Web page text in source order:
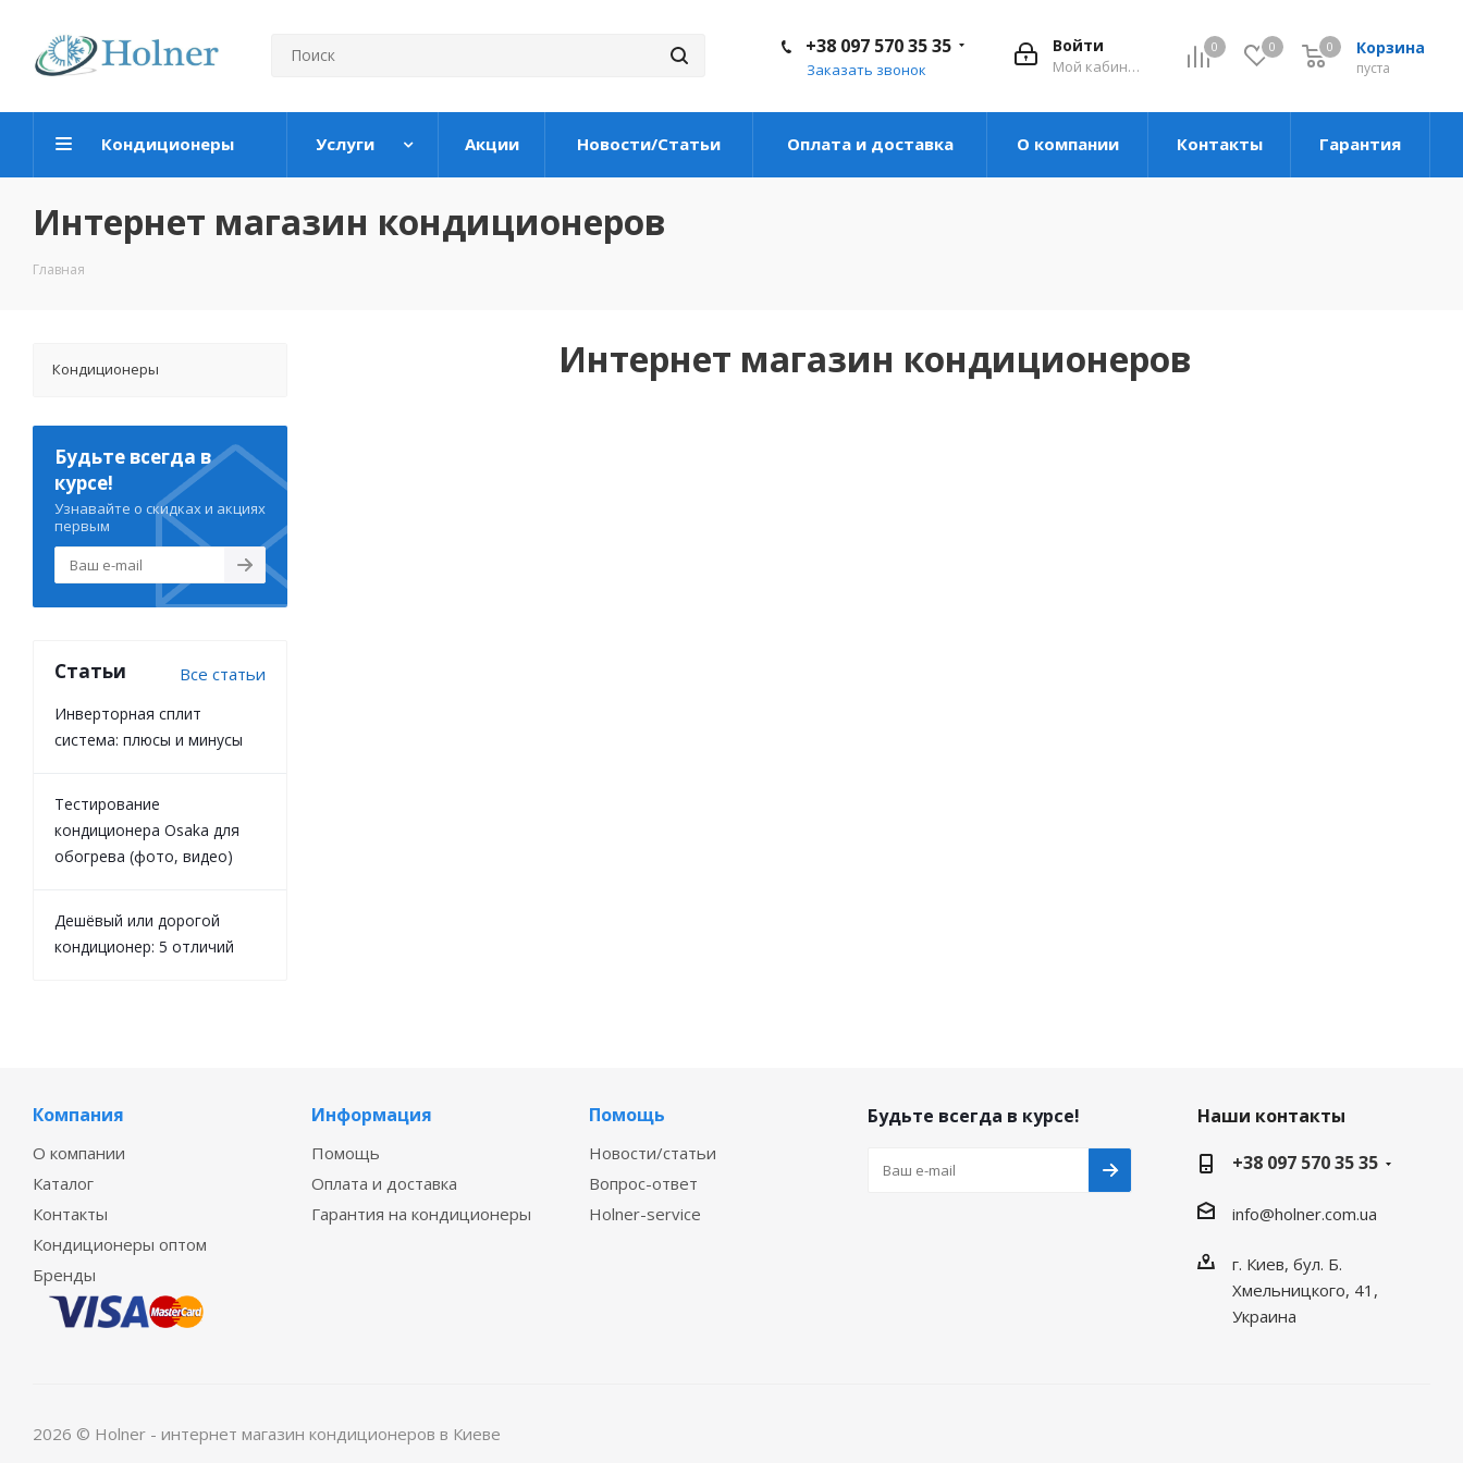
0 0 Корзина
пуста
0
Войти
Мой кабинет
+38 097 570 35 35
Заказать звонок
Кондиционеры Услуги Акции Новости/Статьи Оплата и доставка О компании Контакты Гарантия
Интернет магазин кондиционеров
Главная
Интернет магазин кондиционеров
Кондиционеры
Будьте всегда в
курсе!
Узнавайте о скидках и акциях
первым
Статьи Все статьи
Инверторная сплит
система: плюсы и минусы
Тестирование
кондиционера Osaka для
обогрева (фото, видео)
Дешёвый или дорогой
кондиционер: 5 отличий
Компания
О компании
Каталог
Контакты
Кондиционеры оптом
Бренды
Информация
Помощь
Оплата и доставка
Гарантия на кондиционеры
Помощь
Новости/статьи
Вопрос-ответ
Holner-service
Будьте всегда в курсе!
Наши контакты
+38 097 570 35 35
info@holner.com.ua
г. Киев, бул. Б.
Хмельницкого, 41,
Украина
2026 © Holner - интернет магазин кондиционеров в Киеве